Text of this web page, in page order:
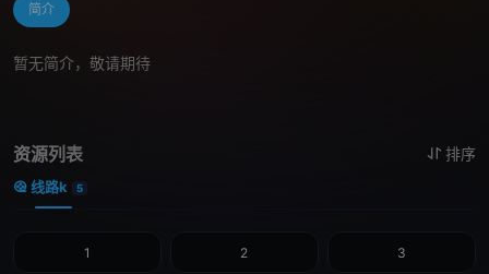
简介
暂无简介，敬请期待
资源列表 排序
线路k 5
1 2 3